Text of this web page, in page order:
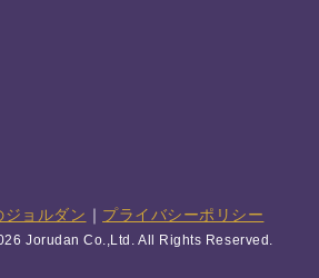
ジョルダン ｜ プライバシーポリシー
Jorudan Co.,Ltd. All Rights Reserved.